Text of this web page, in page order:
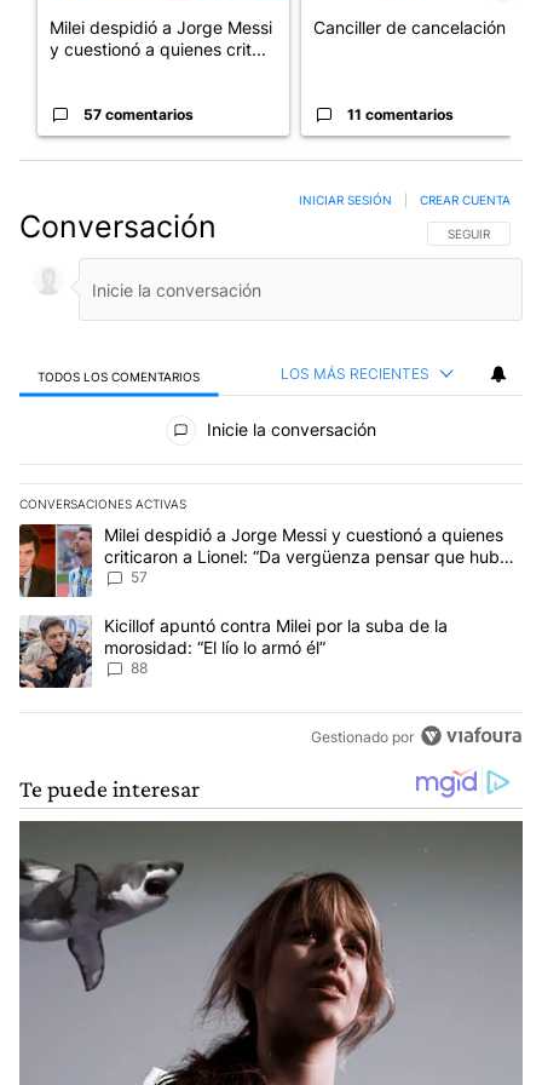
Milei despidió a Jorge Messi
y cuestionó a quienes crit...
57 comentarios
Canciller de cancelación
11 comentarios
Conversación SIGA ESTA
SEGUIR
INICIAR SESIÓN CREAR CUENTA
TODOS LOS COMENTARIOS LOS MÁS RECIENTES
Todos los comentarios
Inicie la conversación
CONVERSACIONES ACTIVAS
Este listado muestra los artículos con más comentarios en los
Un artículo de tendencia con el título "Milei despidió a Jorge
Milei despidió a Jorge Messi y cuestionó a quienes
criticaron a Lionel: “Da vergüenza pensar que hubo
anti-Messi”
57
Un artículo de tendencia con el título "Kicillof apuntó contra Milei
Kicillof apuntó contra Milei por la suba de la
morosidad: “El lío lo armó él”
88
Gestionado por